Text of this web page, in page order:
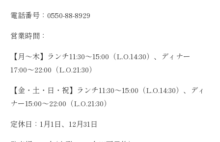
電話番号：0550-88-8929
営業時間：
【月〜木】ランチ11:30〜15:00（L.O.14:30）、ディナー
17:00〜22:00（L.O.21:30）
【金・土・日・祝】ランチ11:30〜15:00（L.O.14:30）、ディ
ナー15:00〜22:00（L.O.21:30）
定休日：1月1日、12月31日